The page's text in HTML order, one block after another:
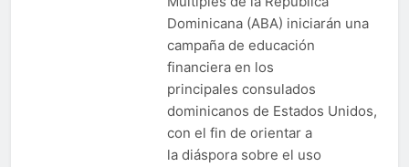
Dominicana (ABA) iniciarán una
campaña de educación
financiera en los
principales consulados
dominicanos de Estados Unidos,
con el fin de orientar a
la diáspora sobre el uso